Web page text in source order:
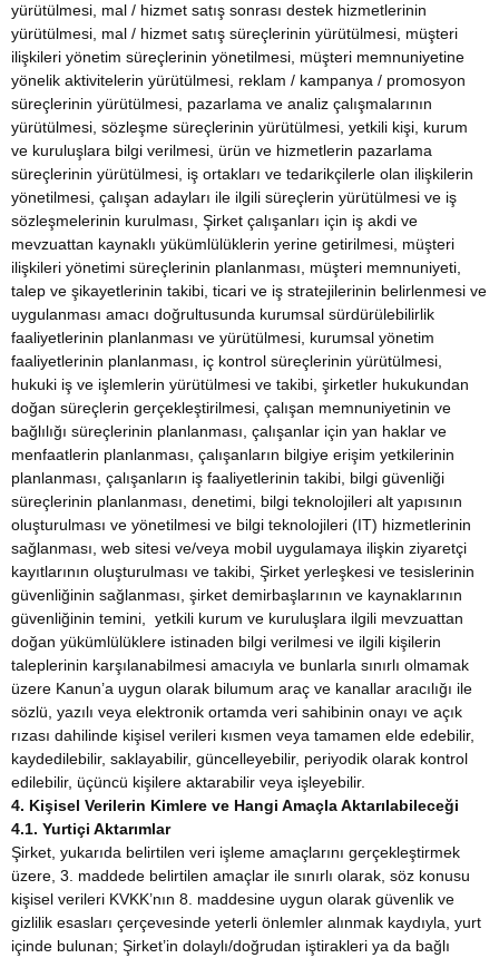
yürütülmesi, mal / hizmet satış sonrası destek hizmetlerinin
yürütülmesi, mal / hizmet satış süreçlerinin yürütülmesi, müşteri
ilişkileri yönetim süreçlerinin yönetilmesi, müşteri memnuniyetine
yönelik aktivitelerin yürütülmesi, reklam / kampanya / promosyon
süreçlerinin yürütülmesi, pazarlama ve analiz çalışmalarının
yürütülmesi, sözleşme süreçlerinin yürütülmesi, yetkili kişi, kurum
ve kuruluşlara bilgi verilmesi, ürün ve hizmetlerin pazarlama
süreçlerinin yürütülmesi, iş ortakları ve tedarikçilerle olan ilişkilerin
yönetilmesi, çalışan adayları ile ilgili süreçlerin yürütülmesi ve iş
sözleşmelerinin kurulması, Şirket çalışanları için iş akdi ve
mevzuattan kaynaklı yükümlülüklerin yerine getirilmesi, müşteri
ilişkileri yönetimi süreçlerinin planlanması, müşteri memnuniyeti,
talep ve şikayetlerinin takibi, ticari ve iş stratejilerinin belirlenmesi ve
uygulanması amacı doğrultusunda kurumsal sürdürülebilirlik
faaliyetlerinin planlanması ve yürütülmesi, kurumsal yönetim
faaliyetlerinin planlanması, iç kontrol süreçlerinin yürütülmesi,
hukuki iş ve işlemlerin yürütülmesi ve takibi, şirketler hukukundan
doğan süreçlerin gerçekleştirilmesi, çalışan memnuniyetinin ve
bağlılığı süreçlerinin planlanması, çalışanlar için yan haklar ve
menfaatlerin planlanması, çalışanların bilgiye erişim yetkilerinin
planlanması, çalışanların iş faaliyetlerinin takibi, bilgi güvenliği
süreçlerinin planlanması, denetimi, bilgi teknolojileri alt yapısının
oluşturulması ve yönetilmesi ve bilgi teknolojileri (IT) hizmetlerinin
sağlanması, web sitesi ve/veya mobil uygulamaya ilişkin ziyaretçi
kayıtlarının oluşturulması ve takibi, Şirket yerleşkesi ve tesislerinin
güvenliğinin sağlanması, şirket demirbaşlarının ve kaynaklarının
güvenliğinin temini, yetkili kurum ve kuruluşlara ilgili mevzuattan
doğan yükümlülüklere istinaden bilgi verilmesi ve ilgili kişilerin
taleplerinin karşılanabilmesi amacıyla ve bunlarla sınırlı olmamak
üzere Kanun’a uygun olarak bilumum araç ve kanallar aracılığı ile
sözlü, yazılı veya elektronik ortamda veri sahibinin onayı ve açık
rızası dahilinde kişisel verileri kısmen veya tamamen elde edebilir,
kaydedilebilir, saklayabilir, güncelleyebilir, periyodik olarak kontrol
edilebilir, üçüncü kişilere aktarabilir veya işleyebilir.
4. Kişisel Verilerin Kimlere ve Hangi Amaçla Aktarılabileceği
4.1. Yurtiçi Aktarımlar
Şirket, yukarıda belirtilen veri işleme amaçlarını gerçekleştirmek
üzere, 3. maddede belirtilen amaçlar ile sınırlı olarak, söz konusu
kişisel verileri KVKK’nın 8. maddesine uygun olarak güvenlik ve
gizlilik esasları çerçevesinde yeterli önlemler alınmak kaydıyla, yurt
içinde bulunan; Şirket’in dolaylı/doğrudan iştirakleri ya da bağlı